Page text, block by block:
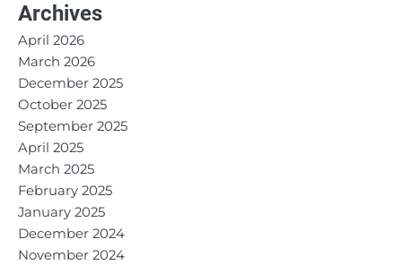
Archives
April 2026
March 2026
December 2025
October 2025
September 2025
April 2025
March 2025
February 2025
January 2025
December 2024
November 2024